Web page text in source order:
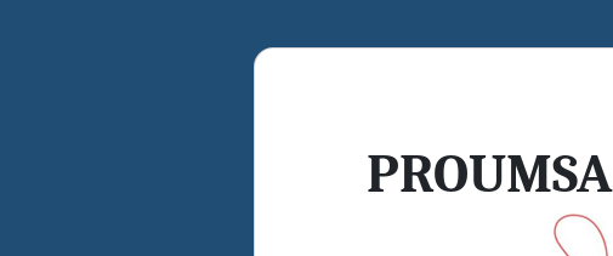
PROUMSA